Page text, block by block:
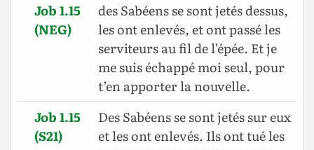
Job 1.15
(NEG)
des Sabéens se sont jetés dessus,
les ont enlevés, et ont passé les
serviteurs au fil de l’épée. Et je
me suis échappé moi seul, pour
t’en apporter la nouvelle.
Job 1.15
(S21)
Des Sabéens se sont jetés sur eux
et les ont enlevés. Ils ont tué les